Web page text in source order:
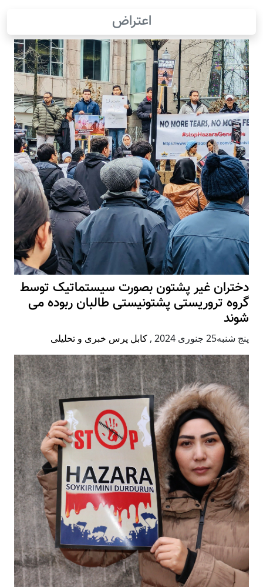
اعتراض
دختران غیر پشتون بصورت سیستماتیک توسط
گروه تروریستی پشتونیستی طالبان ربوده می
شوند
پنج شنبه25 جنوری 2024 , کابل پرس خبری و تحلیلی